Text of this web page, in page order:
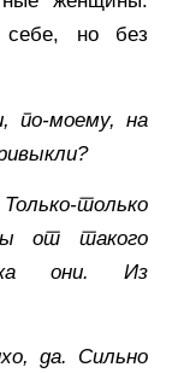
себе, но без
по-моему, на
только
от такого
они. Из
да. Сильно